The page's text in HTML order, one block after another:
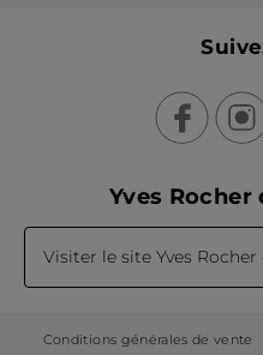
Yves Rocher
Visiter le site Yves
Conditions générales de vente